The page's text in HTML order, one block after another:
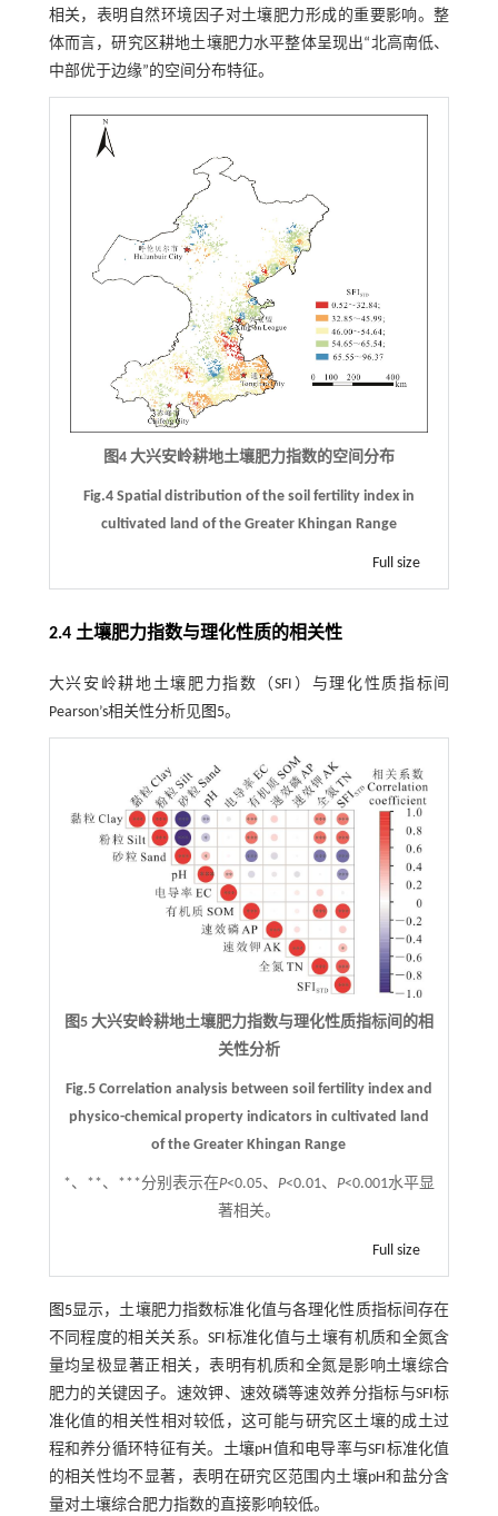
相关，表明自然环境因子对土壤肥力形成的重要影响。整
体而言，研究区耕地土壤肥力水平整体呈现出“北高南低、
中部优于边缘”的空间分布特征。
图4 大兴安岭耕地土壤肥力指数的空间分布
Fig.4 Spatial distribution of the soil fertility index in
cultivated land of the Greater Khingan Range
Full size
2.4 土壤肥力指数与理化性质的相关性
大兴安岭耕地土壤肥力指数（SFI）与理化性质指标间
Pearson’s相关性分析见图5。
图5 大兴安岭耕地土壤肥力指数与理化性质指标间的相
关性分析
Fig.5 Correlation analysis between soil fertility index and
physico-chemical property indicators in cultivated land
of the Greater Khingan Range
*、**、***分别表示在P<0.05、 P<0.01、 P<0.001水平显
著相关。
Full size
图5显示，土壤肥力指数标准化值与各理化性质指标间存在
不同程度的相关关系。SFI标准化值与土壤有机质和全氮含
量均呈极显著正相关，表明有机质和全氮是影响土壤综合
肥力的关键因子。速效钾、速效磷等速效养分指标与SFI标
准化值的相关性相对较低，这可能与研究区土壤的成土过
程和养分循环特征有关。土壤pH值和电导率与SFI标准化值
的相关性均不显著，表明在研究区范围内土壤pH和盐分含
量对土壤综合肥力指数的直接影响较低。